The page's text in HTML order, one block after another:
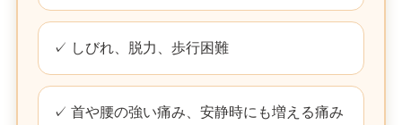
✓ しびれ、脱力、歩行困難
✓ 首や腰の強い痛み、安静時にも増える痛み